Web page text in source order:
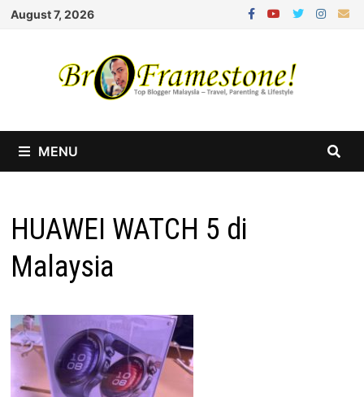
Skip
August 7, 2026
MENU
HUAWEI WATCH 5 di
Malaysia